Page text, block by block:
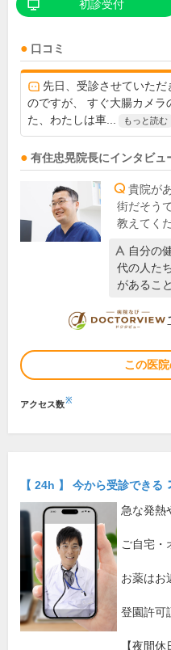
初診受付
口コミ
先日、受診させていた
のですが、 すぐ大腸カメラ
た、わたしは車...
もっと読む
有住忠晃院長にインタビュ
貴院が
街だそう
教えてく
自分の
代の人た
があるこ
この医
アクセス数※
【 24h 】 今から受診できる
急な発熱
ご自宅・
お薬はお
登園許可
【夜間